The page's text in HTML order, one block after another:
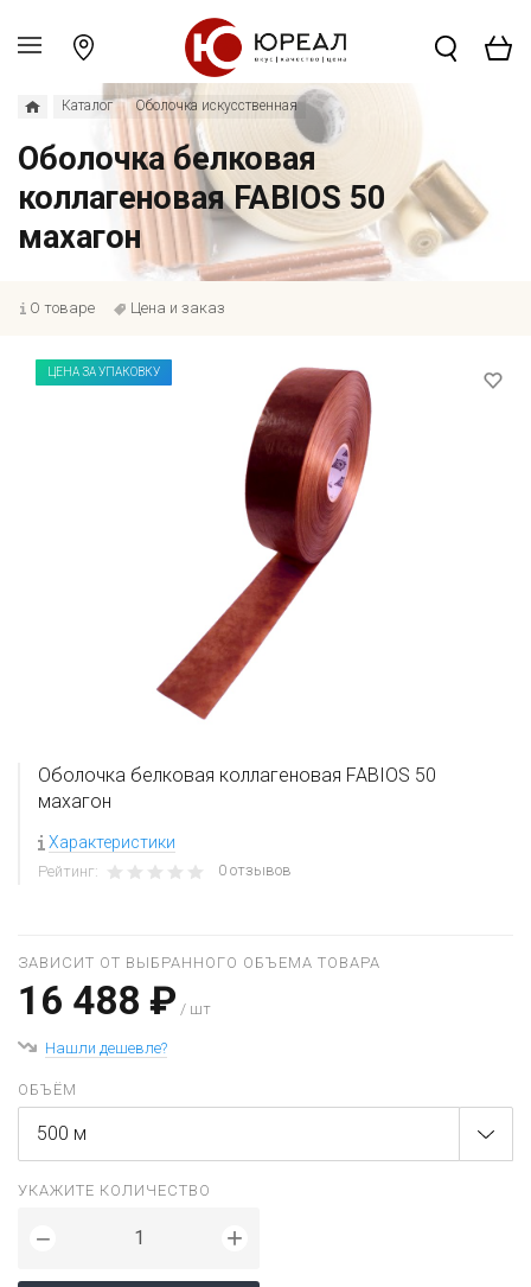
Каталог Оболочка искусственная
Оболочка белковая
коллагеновая FABIOS 50
махагон
О товаре Цена и заказ
ЦЕНА ЗА УПАКОВКУ
Оболочка белковая коллагеновая FABIOS 50
махагон
Характеристики
Рейтинг: 0 отзывов
ЗАВИСИТ ОТ ВЫБРАННОГО ОБЪЕМА ТОВАРА
16 488 ₽ / шт
Нашли дешевле?
ОБЪЁМ
500 м
УКАЖИТЕ КОЛИЧЕСТВО
− +